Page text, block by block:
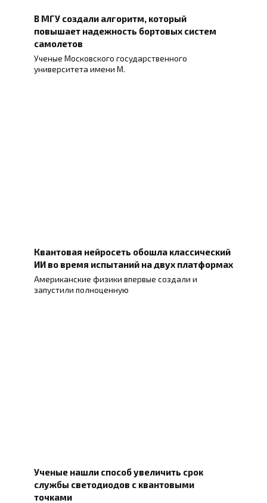
В МГУ создали алгоритм, который
повышает надежность бортовых систем
самолетов
Ученые Московского государственного
университета имени М.
Квантовая нейросеть обошла классический
ИИ во время испытаний на двух платформах
Американские физики впервые создали и
запустили полноценную
Ученые нашли способ увеличить срок
службы светодиодов с квантовыми
точками